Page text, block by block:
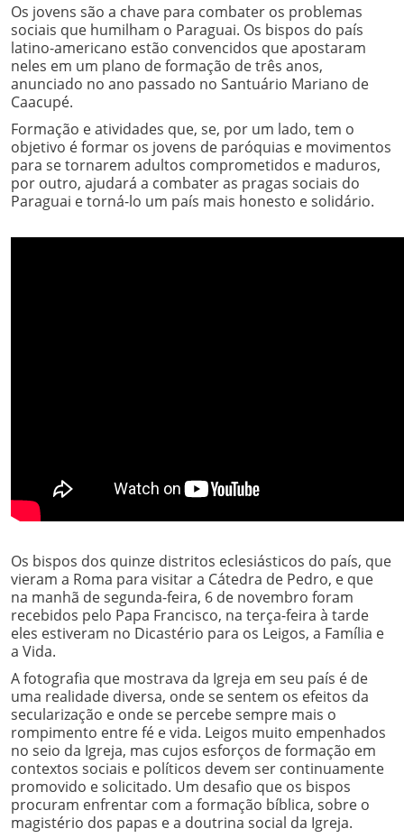
Os jovens são a chave para combater os problemas
sociais que humilham o Paraguai. Os bispos do país
latino-americano estão convencidos que apostaram
neles em um plano de formação de três anos,
anunciado no ano passado no Santuário Mariano de
Caacupé.
Formação e atividades que, se, por um lado, tem o
objetivo é formar os jovens de paróquias e movimentos
para se tornarem adultos comprometidos e maduros,
por outro, ajudará a combater as pragas sociais do
Paraguai e torná-lo um país mais honesto e solidário.
Os bispos dos quinze distritos eclesiásticos do país, que
vieram a Roma para visitar a Cátedra de Pedro, e que
na manhã de segunda-feira, 6 de novembro foram
recebidos pelo Papa Francisco, na terça-feira à tarde
eles estiveram no Dicastério para os Leigos, a Família e
a Vida.
A fotografia que mostrava da Igreja em seu país é de
uma realidade diversa, onde se sentem os efeitos da
secularização e onde se percebe sempre mais o
rompimento entre fé e vida. Leigos muito empenhados
no seio da Igreja, mas cujos esforços de formação em
contextos sociais e políticos devem ser continuamente
promovido e solicitado. Um desafio que os bispos
procuram enfrentar com a formação bíblica, sobre o
magistério dos papas e a doutrina social da Igreja.